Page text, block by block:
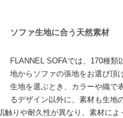
ソファ生地に合う天然素材
FLANNEL SOFAでは、170種類
地からソファの張地をお選び頂
生地を選ぶとき、カラーや織で
るデザイン以外に、素材も生地
触りや耐久性が異なり、素材によ